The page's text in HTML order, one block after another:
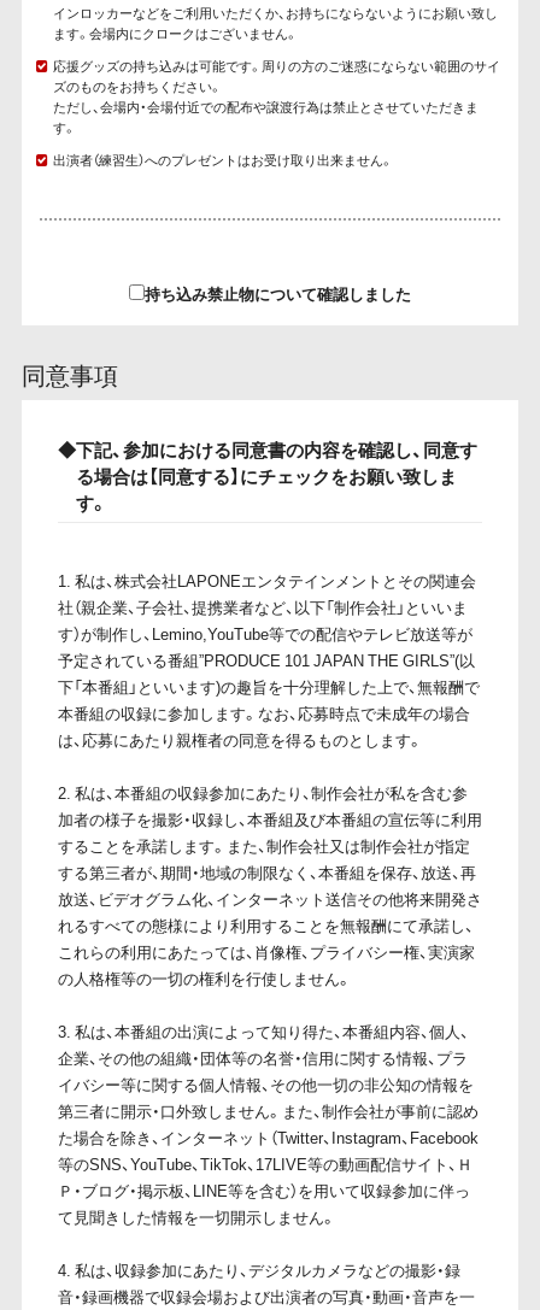
インロッカーなどをご利用いただくか、お持ちにならないようにお願い致し
ます。会場内にクロークはございません。
応援グッズの持ち込みは可能です。周りの方のご迷惑にならない範囲のサイ
ズのものをお持ちください。
ただし、会場内・会場付近での配布や譲渡行為は禁止とさせていただきま
す。
出演者（練習生）へのプレゼントはお受け取り出来ません。
持ち込み禁止物について確認しました
同意事項
◆下記、参加における同意書の内容を確認し、同意す
る場合は【同意する】にチェックをお願い致しま
す。
1. 私は、株式会社LAPONEエンタテインメントとその関連会
社（親企業、子会社、提携業者など、以下「制作会社」といいま
す）が制作し、Lemino,YouTube等での配信やテレビ放送等が
予定されている番組”PRODUCE 101 JAPAN THE GIRLS”(以
下「本番組」といいます)の趣旨を十分理解した上で、無報酬で
本番組の収録に参加します。なお、応募時点で未成年の場合
は、応募にあたり親権者の同意を得るものとします。
2. 私は、本番組の収録参加にあたり、制作会社が私を含む参
加者の様子を撮影・収録し、本番組及び本番組の宣伝等に利用
することを承諾します。また、制作会社又は制作会社が指定
する第三者が、期間・地域の制限なく、本番組を保存、放送、再
放送、ビデオグラム化、インターネット送信その他将来開発さ
れるすべての態様により利用することを無報酬にて承諾し、
これらの利用にあたっては、肖像権、プライバシー権、実演家
の人格権等の一切の権利を行使しません。
3. 私は、本番組の出演によって知り得た、本番組内容、個人、
企業、その他の組織・団体等の名誉・信用に関する情報、プラ
イバシー等に関する個人情報、その他一切の非公知の情報を
第三者に開示・口外致しません。また、制作会社が事前に認め
た場合を除き、インターネット（Twitter、Instagram、Facebook
等のSNS、YouTube、TikTok、17LIVE等の動画配信サイト、Ｈ
Ｐ・ブログ・掲示板、LINE等を含む）を用いて収録参加に伴っ
て見聞きした情報を一切開示しません。
4. 私は、収録参加にあたり、デジタルカメラなどの撮影・録
音・録画機器で収録会場および出演者の写真・動画・音声を一